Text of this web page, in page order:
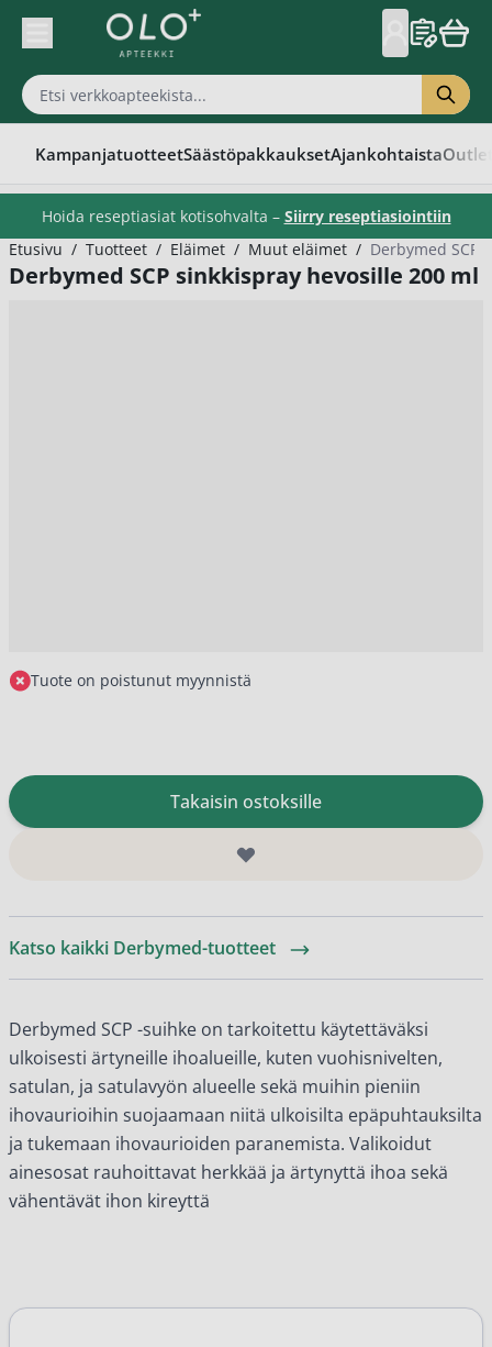
Skip to Content
KampanjatuotteetSäästöpakkauksetAjankohtaista
Hoida reseptiasiat kotisohvalta – Siirry reseptiasiointiin
Etusivu / Tuotteet / Eläimet / Muut eläimet / Derbymed SCP
Derbymed SCP sinkkispray hevosille 200 ml
Tuote on poistunut myynnistä
Takaisin ostoksille
Katso kaikki Derbymed-tuotteet
Derbymed SCP -suihke on tarkoitettu käytettäväksi
ulkoisesti ärtyneille ihoalueille, kuten vuohisnivelten,
satulan, ja satulavyön alueelle sekä muihin pieniin
ihovaurioihin suojaamaan niitä ulkoisilta epäpuhtauksilta
ja tukemaan ihovaurioiden paranemista. Valikoidut
ainesosat rauhoittavat herkkää ja ärtynyttä ihoa sekä
vähentävät ihon kireyttä